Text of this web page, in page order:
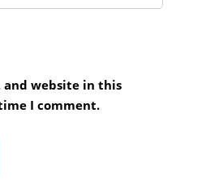
and website in this
I comment.